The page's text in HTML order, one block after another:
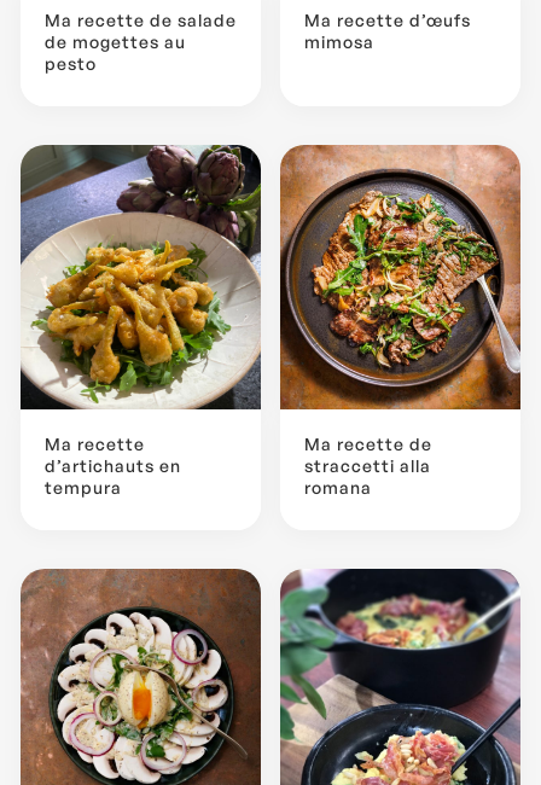
Ma recette de salade
de mogettes au
pesto
Ma recette d’œufs
mimosa
Ma recette
d’artichauts en
tempura
Ma recette de
straccetti alla
romana